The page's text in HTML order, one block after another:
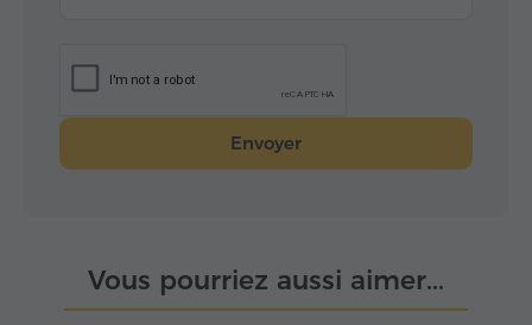
Envoyer
Vous pourriez aussi aimer...